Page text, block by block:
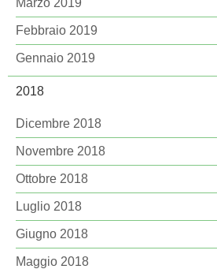
Marzo 2019
Febbraio 2019
Gennaio 2019
2018
Dicembre 2018
Novembre 2018
Ottobre 2018
Luglio 2018
Giugno 2018
Maggio 2018